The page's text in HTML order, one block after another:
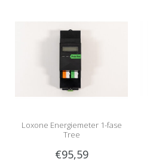
Loxone Energiemeter 1-fase
Tree
€95,59